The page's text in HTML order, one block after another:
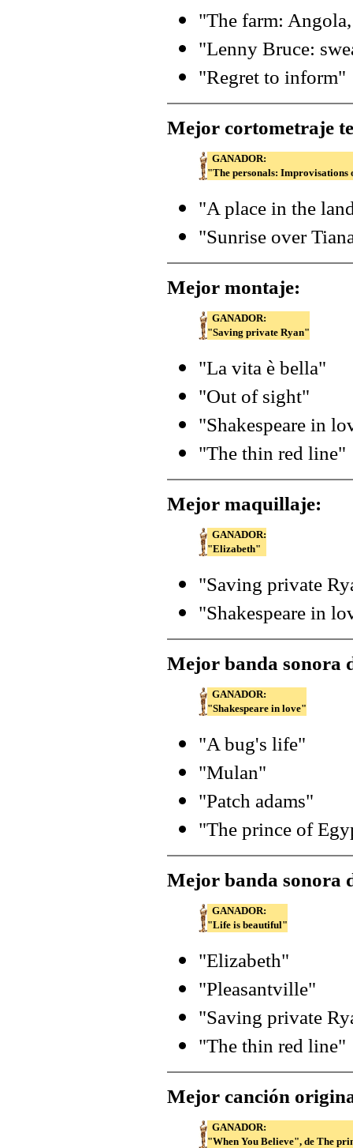
"The farm:
"Lenny Bruce:
"Regret to inform"
Mejor cortometraje
GANADOR:
"The personals: Improvisations
"A place in the
"Sunrise over
Mejor montaje:
GANADOR:
"Saving private Ryan"
"La vita è bella"
"Out of sight"
"Shakespeare in
"The thin red line"
Mejor maquillaje:
GANADOR:
"Elizabeth"
"Saving private
"Shakespeare in
Mejor banda sonora
GANADOR:
"Shakespeare in love"
"A bug's life"
"Mulan"
"Patch adams"
"The prince of
Mejor banda sonora
GANADOR:
"Life is beautiful"
"Elizabeth"
"Pleasantville"
"Saving private
"The thin red line"
Mejor canción
GANADOR:
"When You Believe", de The